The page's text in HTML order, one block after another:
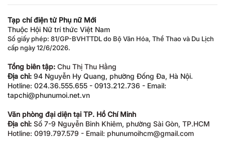
Tạp chí điện tử Phụ nữ Mới
Thuộc Hội Nữ trí thức Việt Nam
Số giấy phép: 81/GP-BVHTTDL do Bộ Văn Hóa, Thể Thao và Du Lịch
cấp ngày 12/6/2026.
Tổng biên tập: Chu Thị Thu Hằng
Địa chỉ: 94 Nguyễn Hy Quang, phường Đống Đa, Hà Nội.
Hotline: 024.36.555.655 - 0913.212.736 - Email:
tapchi@phunumoi.net.vn
Văn phòng đại diện tại TP. Hồ Chí Minh
Địa chỉ: Số 7-9 Nguyễn Bỉnh Khiêm, phường Sài Gòn, TP.HCM
Hotline: 0919.797.579 - Email: phunumoihcm@gmail.com